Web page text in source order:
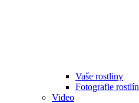
Vaše rostliny
Fotografie rostlín
Video